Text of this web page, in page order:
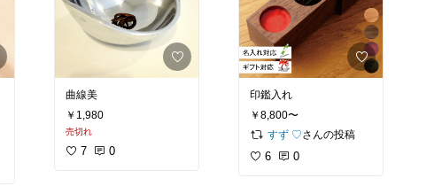
曲線美
￥1,980
売切れ
7 0
印鑑入れ
￥8,800〜
すず︎ ♡さんの投稿
6 0